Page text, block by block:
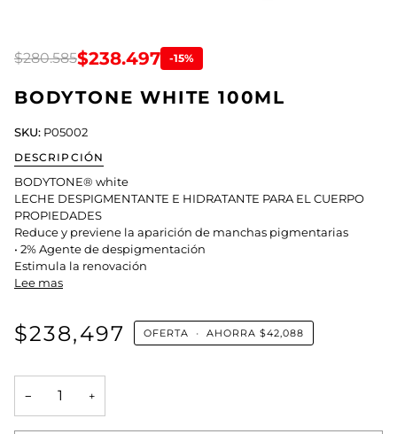
$280.585$238.497 -15%
BODYTONE WHITE 100ML
SKU: P05002
DESCRIPCIÓN
BODYTONE® white
LECHE DESPIGMENTANTE E HIDRATANTE PARA EL CUERPO
PROPIEDADES
Reduce y previene la aparición de manchas pigmentarias
• 2% Agente de despigmentación
Estimula la renovación
Lee mas
$238,497 OFERTA • AHORRA$42,088
− +